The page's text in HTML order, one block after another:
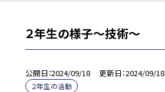
２年生の様子〜技術〜
公開日 2024/09/18 更新日 2024/09/18
２年生の活動